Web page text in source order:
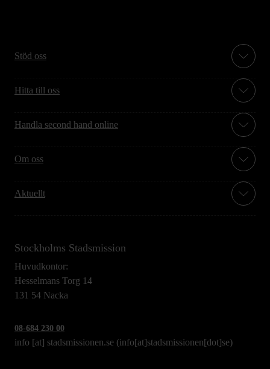
Stöd oss
Hitta till oss
Handla second hand online
Om oss
Aktuellt
Stockholms Stadsmission
Huvudkontor:
Hesselmans Torg 14
131 54 Nacka
08-684 230 00
info [at] stadsmissionen.se (info[at]stadsmissionen[dot]se)